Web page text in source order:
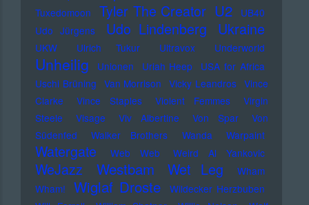
Tuxedomoon Tyler The Creator U2
UB40
Udo Jürgens
Udo Lindenberg Ukraine
UKW Ulrich Tukur Ultravox Underworld
Unheilig Unionen Uriah Heep
USA for Africa
Uschi Brüning Van Morrison Vicky Leandros Vince
Clarke
Vince Staples Violent Femmes
Virgin
Steele
Visage Viv Albertine Von Spar
Von
Südenfed
Walker Brothers Wanda Warpaint
Watergate Web Web Weird Al Yankovic
WeJazz Westbam Wet Leg
Wham
Wham!
Wiglaf Droste
Wildecker Herzbuben